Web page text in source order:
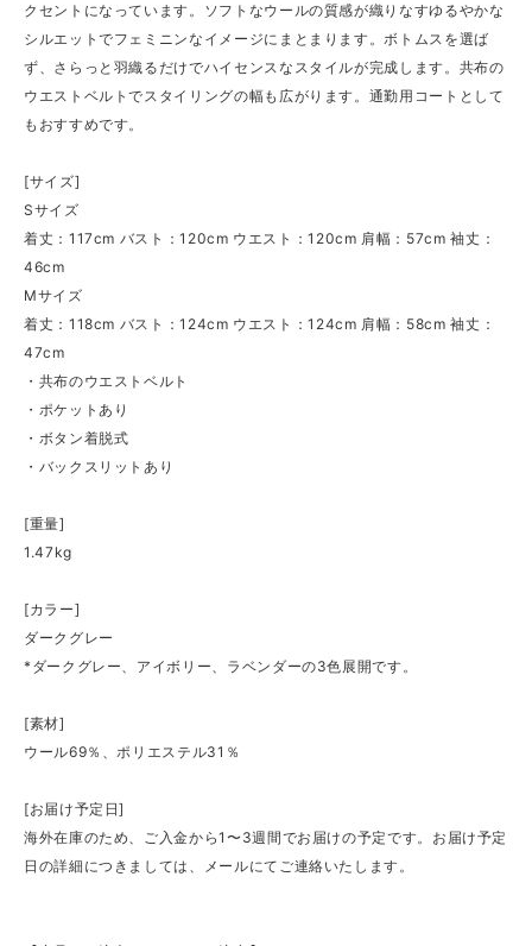
クセントになっています。ソフトなウールの質感が織りなすゆるやかな
シルエットでフェミニンなイメージにまとまります。ボトムスを選ば
ず、さらっと羽織るだけでハイセンスなスタイルが完成します。共布の
ウエストベルトでスタイリングの幅も広がります。通勤用コートとして
もおすすめです。
[サイズ]
Sサイズ
着丈：117cm バスト：120cm ウエスト：120cm 肩幅：57cm 袖丈：
46cm
Mサイズ
着丈：118cm バスト：124cm ウエスト：124cm 肩幅：58cm 袖丈：
47cm
・共布のウエストベルト
・ポケットあり
・ボタン着脱式
・バックスリットあり
[重量]
1.47kg
[カラー]
ダークグレー
*ダークグレー、アイボリー、ラベンダーの3色展開です。
[素材]
ウール69％、ポリエステル31％
[お届け予定日]
海外在庫のため、ご入金から1〜3週間でお届けの予定です。お届け予定
日の詳細につきましては、メールにてご連絡いたします。